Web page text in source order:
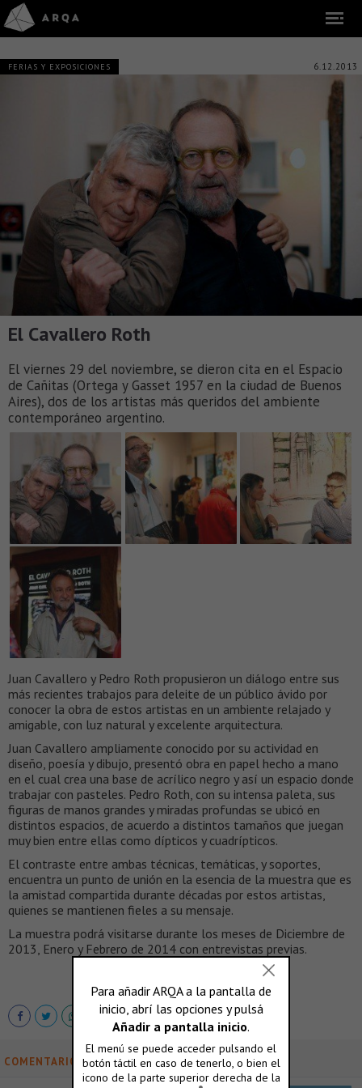
FERIAS Y EXPOSICIONES 6.12.2013
El Cavallero Roth
El viernes 29 del noviembre, se dieron cita en el Espacio
de Cañitas (Ortega y Gasset 1957 en la ciudad de Buenos
Aires), dos de los artistas más queridos del ambiente
contemporáneo argentino.
Juan Cavallero y Pedro Roth propusieron un diálogo entre sus
más recientes trabajos para deleite de un público ávido por
conocer la obra de estos artistas en un ambiente relajado y
amigable, con luz natural y excelente arquitectura.
Juan Cavallero ampliamente conocido por su actividad en
diseño, poesía y dibujo, presentó obra en papel hecho a mano
en el cual crea una base de acrílico negro y así un espacio donde
trabajar con pasteles. Pedro Roth, con su intensa paleta, sus
figuras de manos grandes y miradas profundas se ubicó en
distintos espacios, de acuerdo a distintos tamaños que juegan
muy bien entre ellas como dípticos y cuadrípticos.
El contraste entre ambas técnicas, temáticas, y soportes,
encuentra un punto de unión en la esencia de la muestra que es
la amistad compartida durante décadas por estos artistas,
quienes se mantienen fieles a su mensaje.
La muestra podrá visitarse durante los meses de Diciembre de
2013, Enero y Febrero de 2014 con entrevistas previas.
COMENTARIOS